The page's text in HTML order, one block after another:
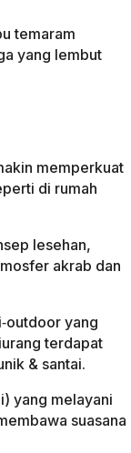
temaram
yang lembut
memperkuat
di rumah
lesehan,
akrab dan
yang
terdapat
& santai.
yang melayani
suasana